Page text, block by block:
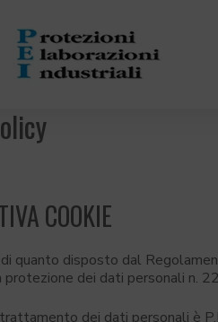
COOKIE
di quanto disposto dal
protezione dei dati personali n.
dei dati personali è